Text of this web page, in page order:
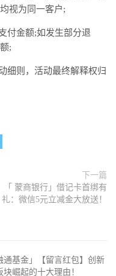
视为同一客户;
付金额;如发生部分退
;
细则，活动最终解释权归
下一篇
「 蒙商银行」借记卡首绑有
礼：微信5元立减金大放送！
通基金」【留言红包】创新
块崛起的十大理由！